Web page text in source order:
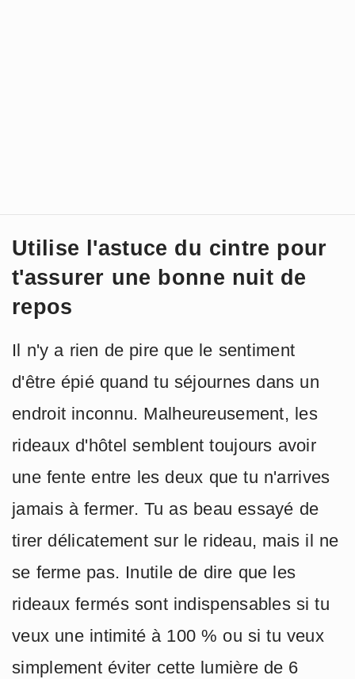
Utilise l'astuce du cintre pour
t'assurer une bonne nuit de
repos
Il n'y a rien de pire que le sentiment
d'être épié quand tu séjournes dans un
endroit inconnu. Malheureusement, les
rideaux d'hôtel semblent toujours avoir
une fente entre les deux que tu n'arrives
jamais à fermer. Tu as beau essayé de
tirer délicatement sur le rideau, mais il ne
se ferme pas. Inutile de dire que les
rideaux fermés sont indispensables si tu
veux une intimité à 100 % ou si tu veux
simplement éviter cette lumière de 6